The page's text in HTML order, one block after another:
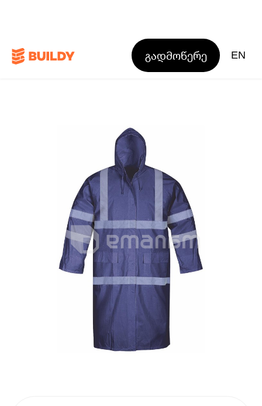
გადმოწერე EN